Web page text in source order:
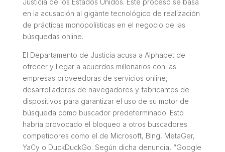
en la acusación al gigante tecnológico de realización
de prácticas monopolísticas en el negocio de las
búsquedas online.
El Departamento de Justicia acusa a Alphabet de
ofrecer y llegar a acuerdos millonarios con las
empresas proveedoras de servicios online,
desarrolladores de navegadores y fabricantes de
dispositivos para garantizar el uso de su motor de
búsqueda como buscador predeterminado. Esto
habría provocado el bloqueo a otros buscadores
competidores como el de Microsoft, Bing, MetaGer,
YaCy o DuckDuckGo. Según dicha denuncia, “Google